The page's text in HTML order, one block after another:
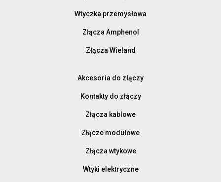
Wtyczka przemysłowa
Złącza Amphenol
Złącza Wieland
Akcesoria do złączy
Kontakty do złączy
Złącza kablowe
Złącze modułowe
Złącza wtykowe
Wtyki elektryczne